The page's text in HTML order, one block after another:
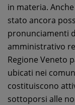
in materia.
stato ancora
pronunciamenti
amministrativo
Regione Veneto
ubicati nei
costituiscono
sottoporsi alle